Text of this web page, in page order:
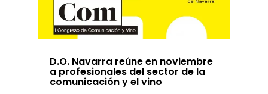
D.O. Navarra reúne en noviembre
a profesionales del sector de la
comunicación y el vino